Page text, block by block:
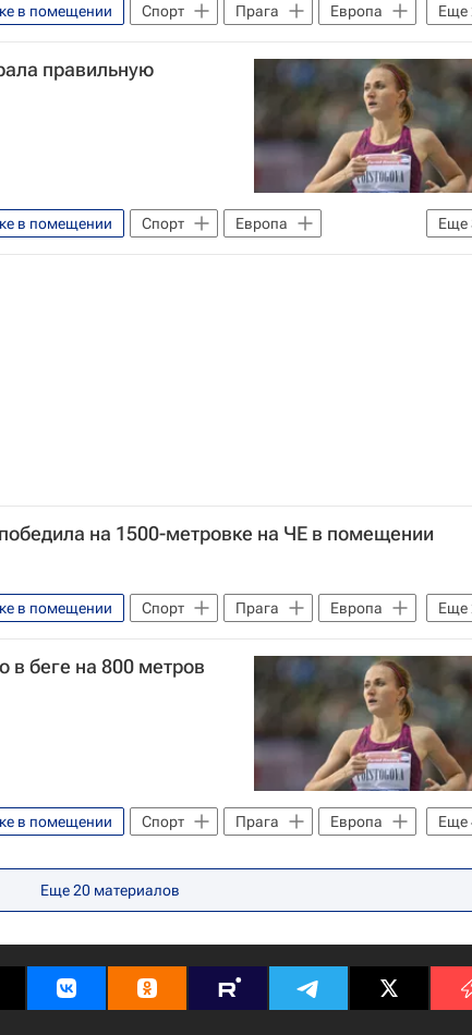
Еще
в помещении Спорт Прага
Европа
правильную
Еще
в помещении Спорт
Европа
Россия
на 1500-метровке на ЧЕ в помещении
Еще
в помещении Спорт Прага
Европа
в беге на 800 метров
Еще
в помещении Спорт Прага
Европа
Еще20 материалов